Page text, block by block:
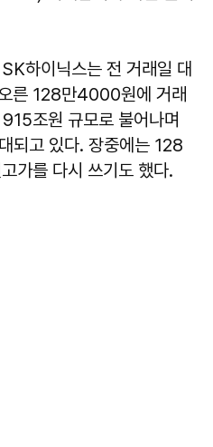
하이닉스는 전 거래일 대
른 128만4000원에 거래
조원 규모로 불어나며
되고 있다. 장중에는 128
가를 다시 쓰기도 했다.